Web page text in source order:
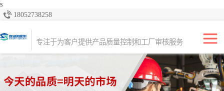
s
18052738258
提供质量控制、检验和咨询解决方案。
专注于为客户提供产品质量控制和工厂审核服务
产品检验
生产初期检验